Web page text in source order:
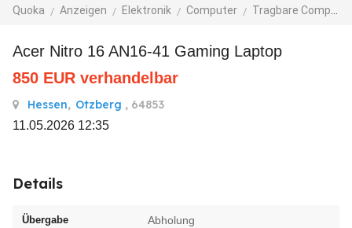
Quoka Anzeigen Elektronik Computer Tragbare Computer
Acer Nitro 16 AN16-41 Gaming Laptop
850 EUR verhandelbar
Hessen, Otzberg , 64853
11.05.2026 12:35
Details
Übergabe Abholung